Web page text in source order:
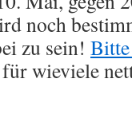
noch
zu sein!
wieviele